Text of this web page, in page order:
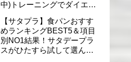
中)トレーニングでダイエッ
【サタプラ】食パンおすす
めランキングBEST5＆項目
別NO1結果！サタデープラ
スがひたすら試して選んだ